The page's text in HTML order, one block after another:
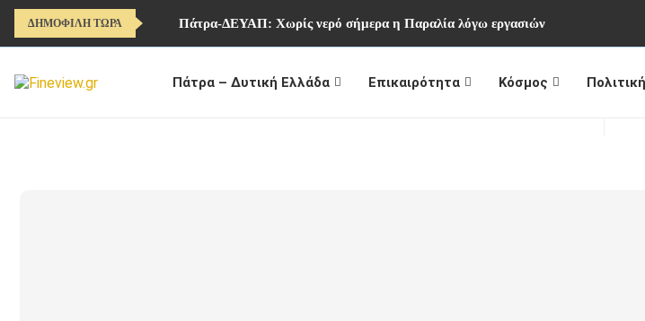
ΔΗΜΟΦΙΛΗ ΤΩΡΑ Πάτρα-ΔΕΥΑΠ: Χωρίς νερό σήμερα η Παραλία λόγω εργασιών
Πάτρα – Δυτική Ελλάδα Επικαιρότητα Κόσμος Πολιτική